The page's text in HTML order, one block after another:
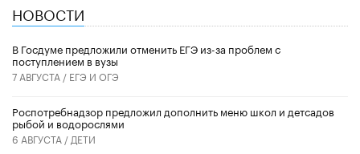
НОВОСТИ
В Госдуме предложили отменить ЕГЭ из-за проблем с
поступлением в вузы
7 АВГУСТА / ЕГЭ И ОГЭ
Роспотребнадзор предложил дополнить меню школ и детсадов
рыбой и водорослями
6 АВГУСТА / ДЕТИ